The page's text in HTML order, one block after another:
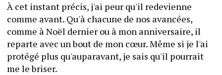
À cet instant précis, j'ai peur qu'il redevienne
comme avant. Qu'à chacune de nos avancées,
comme à Noël dernier ou à mon anniversaire, il
reparte avec un bout de mon cœur. Même si je l'ai
protégé plus qu'auparavant, je sais qu'il pourrait
me le briser.